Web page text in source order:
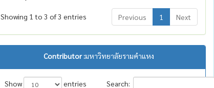
Showing 1 to 3 of 3 entries Previous 1 Next
Contributor :มหาวิทยาลัยรามคำแหง
Show entries Search: